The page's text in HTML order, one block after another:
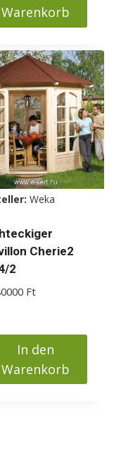
Warenkorb
Weka
Cherie2
2
Ft
In den
Warenkorb